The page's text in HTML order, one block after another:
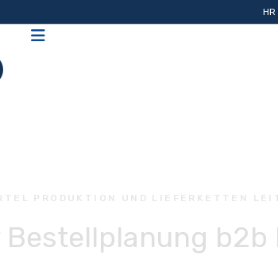
HR
PRODUKTION UND LIEFERKETTEN
b2b